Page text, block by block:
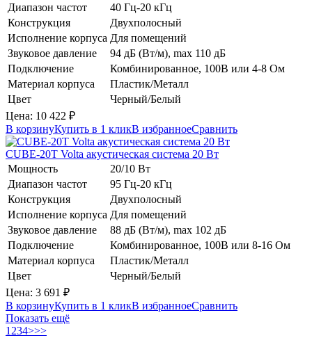
Диапазон частот
40 Гц-20 кГц
Конструкция
Двухполосный
Исполнение корпуса Для помещений
Звуковое давление
94 дБ (Вт/м), max 110 дБ
Подключение
Комбинированное, 100В или 4-8 Ом
Материал корпуса
Пластик/Металл
Цвет
Черный/Белый
Цена: 10 422 ₽
В корзинуКупить в 1 кликВ избранноеСравнить
CUBE-20T Volta акустическая система 20 Вт
Мощность
20/10 Вт
Диапазон частот
95 Гц-20 кГц
Конструкция
Двухполосный
Исполнение корпуса Для помещений
Звуковое давление
88 дБ (Вт/м), max 102 дБ
Подключение
Комбинированное, 100В или 8-16 Ом
Материал корпуса
Пластик/Металл
Цвет
Черный/Белый
Цена: 3 691 ₽
В корзинуКупить в 1 кликВ избранноеСравнить
Показать ещё
1 234>>>